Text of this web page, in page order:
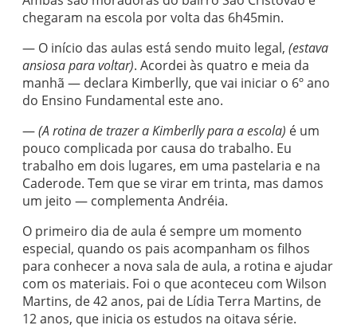
chegaram na escola por volta das 6h45min.
— O início das aulas está sendo muito legal, (estava
ansiosa para voltar). Acordei às quatro e meia da
manhã — declara Kimberlly, que vai iniciar o 6º ano
do Ensino Fundamental este ano.
—(A rotina de trazer a Kimberlly para a escola) é um
pouco complicada por causa do trabalho. Eu
trabalho em dois lugares, em uma pastelaria e na
Caderode. Tem que se virar em trinta, mas damos
um jeito — complementa Andréia.
O primeiro dia de aula é sempre um momento
especial, quando os pais acompanham os filhos
para conhecer a nova sala de aula, a rotina e ajudar
com os materiais. Foi o que aconteceu com Wilson
Martins, de 42 anos, pai de Lídia Terra Martins, de
12 anos, que inicia os estudos na oitava série.